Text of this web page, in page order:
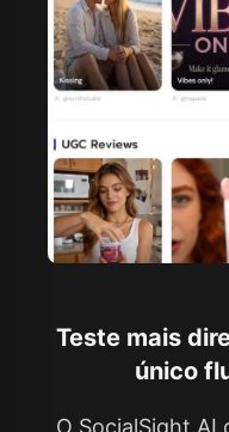
Teste mais
único
O SocialSight AI